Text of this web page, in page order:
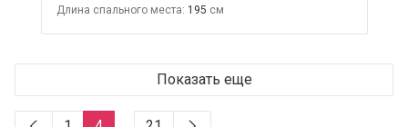
Длина спального места: 195
Показать еще